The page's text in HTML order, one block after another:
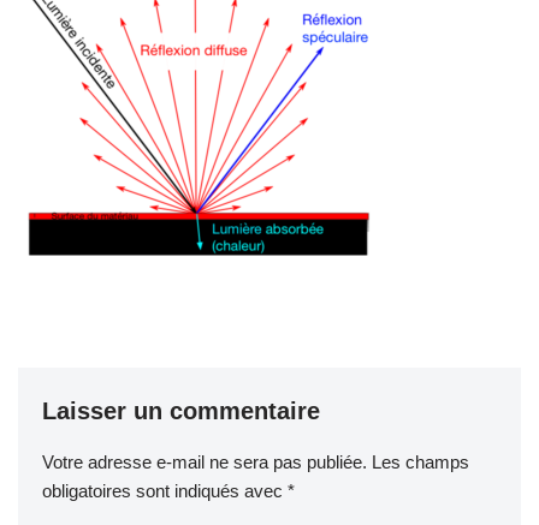
Laisser un commentaire
Votre adresse e-mail ne sera pas publiée. Les champs
obligatoires sont indiqués avec *